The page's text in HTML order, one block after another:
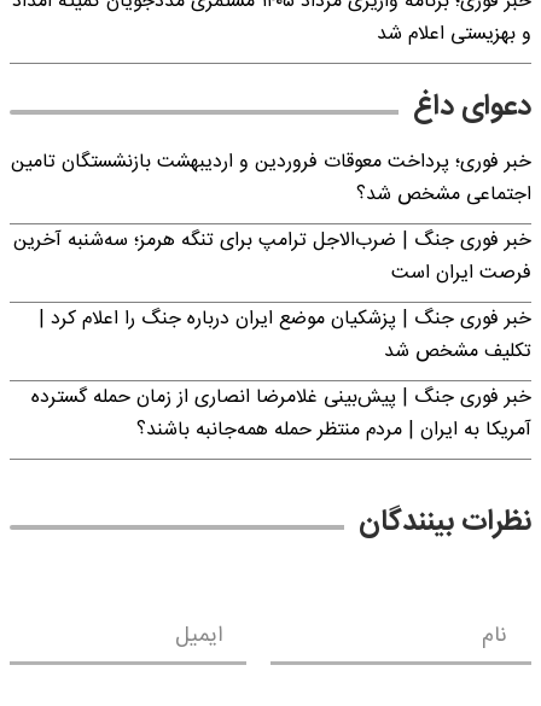
و بهزیستی اعلام شد
دعوای داغ
خبر فوری؛ پرداخت معوقات فروردین و اردیبهشت بازنشستگان تامین
اجتماعی مشخص شد؟
خبر فوری جنگ | ضرب‌الاجل ترامپ برای تنگه هرمز؛ سه‌شنبه آخرین
فرصت ایران است
خبر فوری جنگ | پزشکیان موضع ایران درباره جنگ را اعلام کرد |
تکلیف مشخص شد
خبر فوری جنگ | پیش‌بینی غلامرضا انصاری از زمان حمله گسترده
آمریکا به ایران | مردم منتظر حمله همه‌جانبه باشند؟
نظرات بینندگان
نام ایمیل